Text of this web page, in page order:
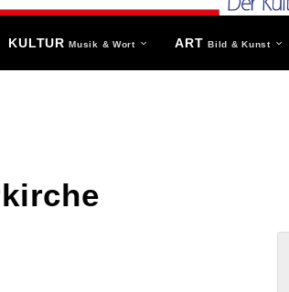
KULTURMusik & Wort ARTBild & Kunst